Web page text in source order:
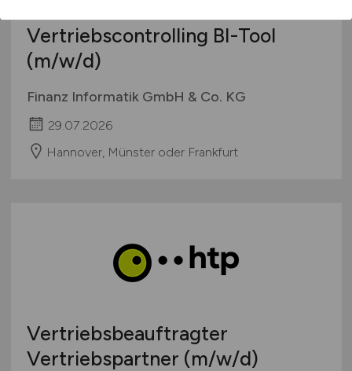
Vertriebscontrolling BI-Tool
(m/w/d)
Finanz Informatik GmbH & Co. KG
29.07.2026
Hannover, Münster oder Frankfurt
Vertriebsbeauftragter
Vertriebspartner (m/w/d)